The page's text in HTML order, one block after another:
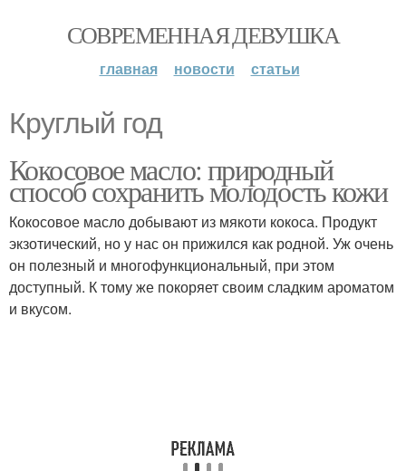
СОВРЕМЕННАЯ ДЕВУШКА
главная новости статьи
Круглый год
Кокосовое масло: природный
способ сохранить молодость кожи
Кокосовое масло добывают из мякоти кокоса. Продукт
экзотический, но у нас он прижился как родной. Уж очень
он полезный и многофункциональный, при этом
доступный. К тому же покоряет своим сладким ароматом
и вкусом.